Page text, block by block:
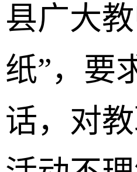
县广大
纸”，要
话，对